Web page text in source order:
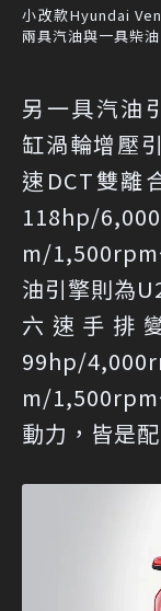
小改款Hyundai
兩具汽油與一具柴
另一具汽油
缸渦輪增壓
速DCT雙離
118hp/
m/
油引擎則為
六速手排
99hp/
m/
動力，皆是